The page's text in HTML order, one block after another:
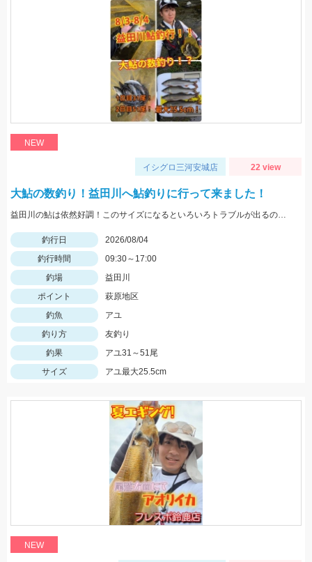
NEW
イシグロ三河安城店 22 view
大鮎の数釣り！益田川へ鮎釣りに行って来ました！
益田川の鮎は依然好調！このサイズになるといろいろトラブルが出るので仕掛けは太めがおすすめです！針は7.5号～８号！三河安城店岩崎釣行
釣行日
2026/08/04
釣行時間
09:30～17:00
釣場
益田川
ポイント
萩原地区
釣魚
アユ
釣り方
友釣り
釣果
アユ31～51尾
サイズ
アユ最大25.5cm
NEW